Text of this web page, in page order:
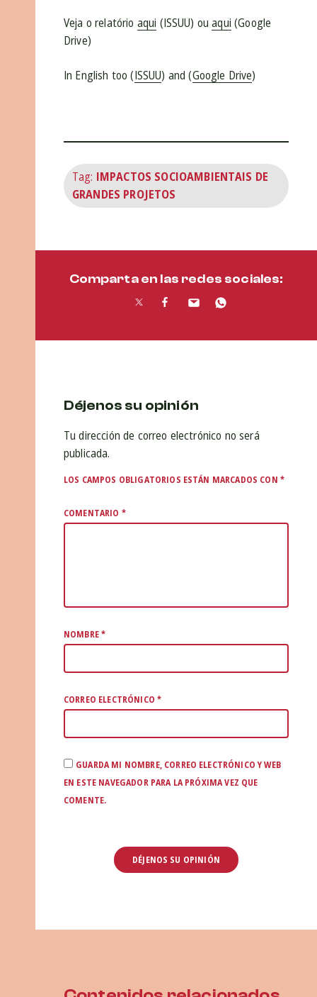
Veja o relatório aqui (ISSUU) ouaqui (Google
Drive)
In English too (ISSUU) and (Google Drive)
Tag: IMPACTOS SOCIOAMBIENTAIS DE
GRANDES PROJETOS
Comparta en las redes sociales:
Déjenos su opinión
Tu dirección de correo electrónico no será
publicada.
LOS CAMPOS OBLIGATORIOS ESTÁN MARCADOS CON *
COMENTARIO *
NOMBRE*
CORREO ELECTRÓNICO*
GUARDA MI NOMBRE, CORREO ELECTRÓNICO Y WEB
EN ESTE NAVEGADOR PARA LA PRÓXIMA VEZ QUE
COMENTE.